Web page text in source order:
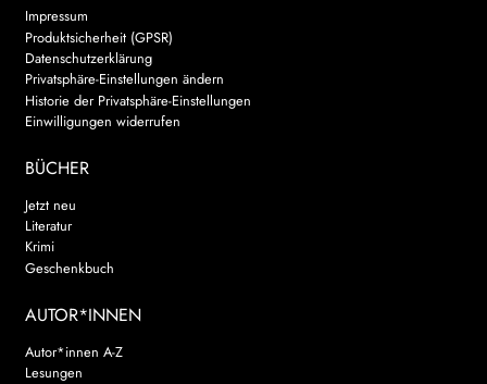
Impressum
Produktsicherheit (GPSR)
Datenschutzerklärung
Privatsphäre-Einstellungen ändern
Historie der Privatsphäre-Einstellungen
Einwilligungen widerrufen
BÜCHER
Jetzt neu
Literatur
Krimi
Geschenkbuch
AUTOR*INNEN
Autor*innen A-Z
Lesungen